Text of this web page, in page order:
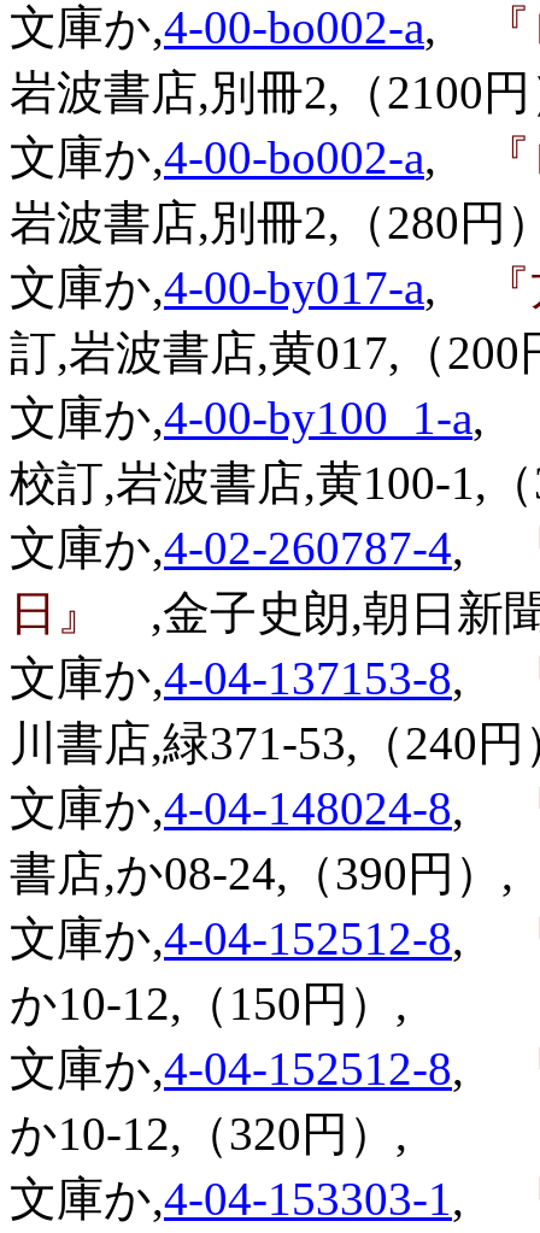
文庫か,4-00-bo002-a, 『
岩波書店,別冊2,（2100
文庫か,4-00-bo002-a, 『
岩波書店,別冊2,（280円
文庫か,4-00-by017-a, 『
訂,岩波書店,黄017,（200
文庫か,4-00-by100_1-a,
校訂,岩波書店,黄100-1,
文庫か,4-02-260787-4,
日』 ,金子史朗,朝日新
文庫か,4-04-137153-8,
川書店,緑371-53,（240円
文庫か,4-04-148024-8,
書店,か08-24,（390円）,
文庫か,4-04-152512-8,
か10-12,（150円）,
文庫か,4-04-152512-8,
か10-12,（320円）,
文庫か,4-04-153303-1,